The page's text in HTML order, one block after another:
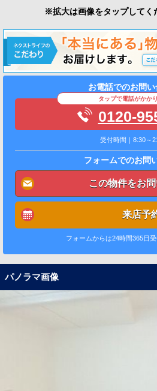
※拡大は画像をタップしてく
お電話でのお問
タップで電話がかか
0120-
受付時間｜8:30～
フォームでのお問
この物件をお
来店予
フォームからは24時間365日受
パノラマ画像